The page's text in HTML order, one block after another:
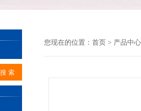
您现在的位置： 首页 > 产品中心